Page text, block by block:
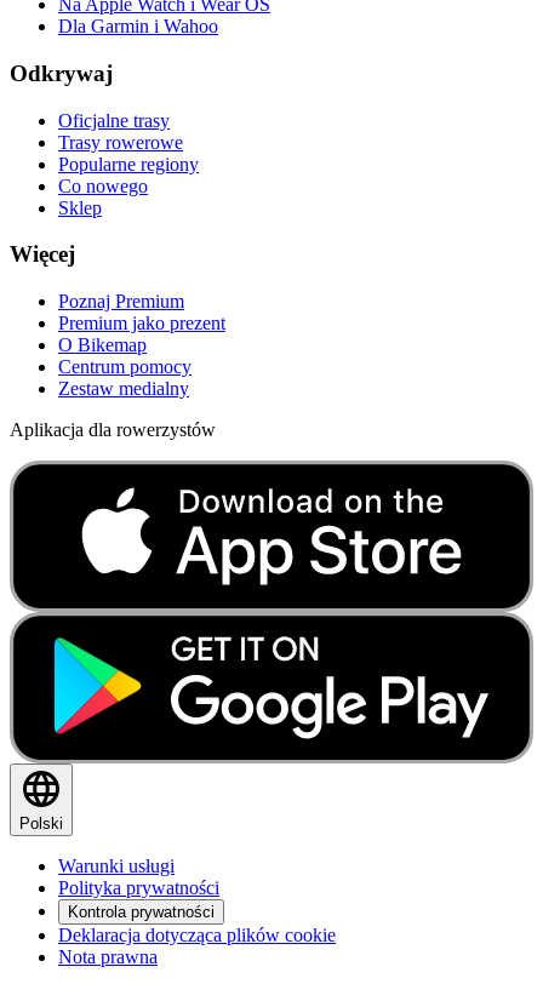
Na Apple Watch i Wear OS
Dla Garmin i Wahoo
Odkrywaj
Oficjalne trasy
Trasy rowerowe
Popularne regiony
Co nowego
Sklep
Więcej
Poznaj Premium
Premium jako prezent
O Bikemap
Centrum pomocy
Zestaw medialny
Aplikacja dla rowerzystów
Polski
Warunki usługi
Polityka prywatności
Kontrola prywatności
Deklaracja dotycząca plików cookie
Nota prawna